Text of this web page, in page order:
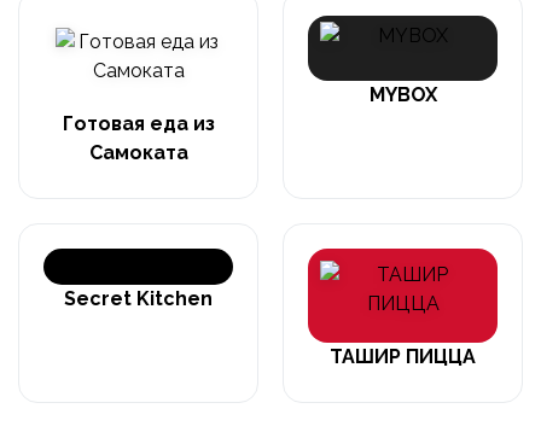
Готовая еда из
Самоката
MYBOX
Secret Kitchen
ТАШИР ПИЦЦА